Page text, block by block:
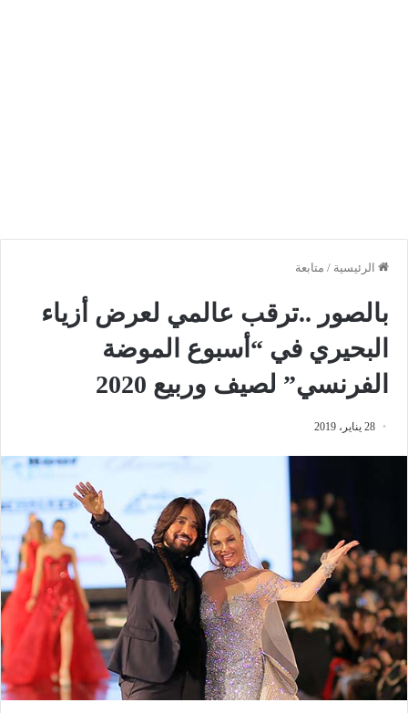
الرئيسية / متابعة
بالصور ..ترقب عالمي لعرض أزياء
البحيري في “أسبوع الموضة
الفرنسي” لصيف وربيع 2020
28 يناير، 2019